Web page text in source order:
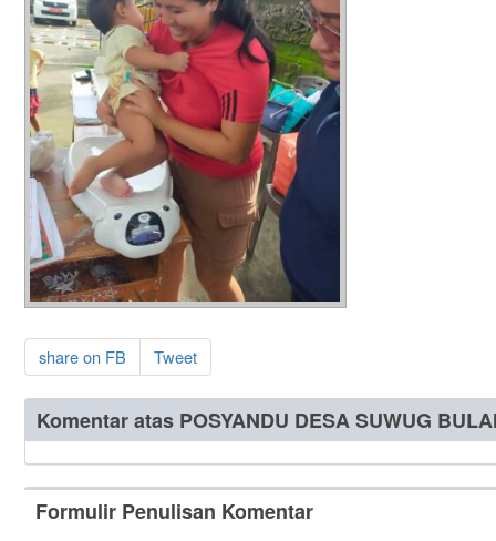
share on FB Tweet
Komentar atas POSYANDU DESA SUWUG
Formulir Penulisan Komentar